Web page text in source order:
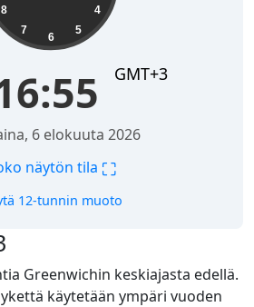
4
5
6
7
8
GMT+3
6 elokuuta 2026
näytön tila ⛶
12-tunnin muoto
Greenwichin keskiajasta edellä.
käytetään ympäri vuoden